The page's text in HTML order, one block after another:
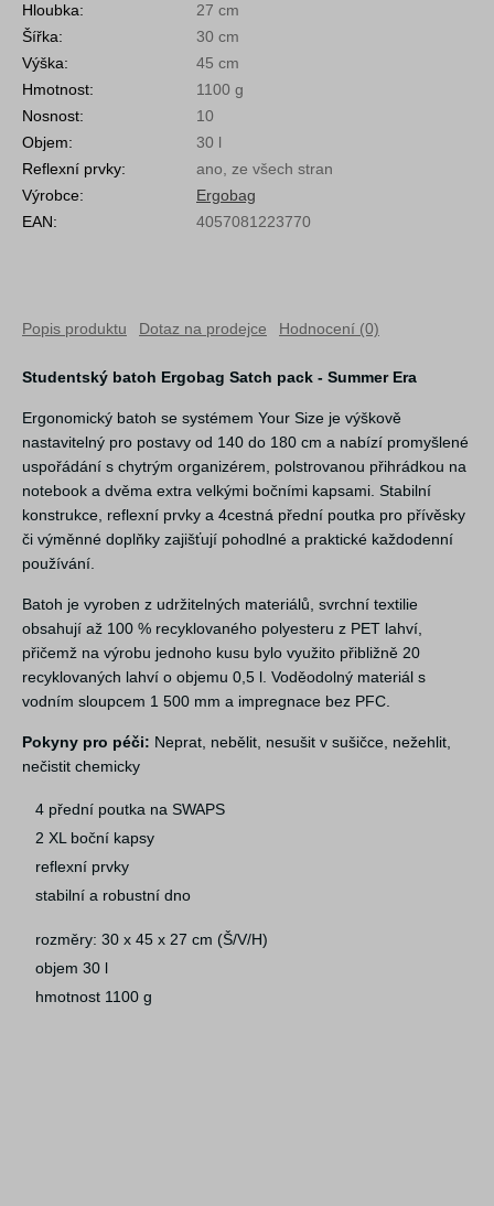
Hloubka:
27 cm
Šířka:
30 cm
Výška:
45 cm
Hmotnost:
1100 g
Nosnost:
10
Objem:
30 l
Reflexní prvky:
ano, ze všech stran
Výrobce:
Ergobag
EAN:
4057081223770
Popis produktu Dotaz na prodejce Hodnocení (0)
Studentský batoh Ergobag Satch pack - Summer Era
Ergonomický batoh se systémem Your Size je výškově
nastavitelný pro postavy od 140 do 180 cm a nabízí promyšlené
uspořádání s chytrým organizérem, polstrovanou přihrádkou na
notebook a dvěma extra velkými bočními kapsami. Stabilní
konstrukce, reflexní prvky a 4cestná přední poutka pro přívěsky
či výměnné doplňky zajišťují pohodlné a praktické každodenní
používání.
Batoh je vyroben z udržitelných materiálů, svrchní textilie
obsahují až 100 % recyklovaného polyesteru z PET lahví,
přičemž na výrobu jednoho kusu bylo využito přibližně 20
recyklovaných lahví o objemu 0,5 l. Voděodolný materiál s
vodním sloupcem 1 500 mm a impregnace bez PFC.
Pokyny pro péči: Neprat, nebělit, nesušit v sušičce, nežehlit,
nečistit chemicky
4 přední poutka na SWAPS
2 XL boční kapsy
reflexní prvky
stabilní a robustní dno
rozměry: 30 x 45 x 27 cm (Š/V/H)
objem 30 l
hmotnost 1100 g